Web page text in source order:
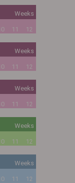
11 12
11 12
11 12
11 12
11 12
Weeks
Weeks
Weeks
Weeks
Weeks